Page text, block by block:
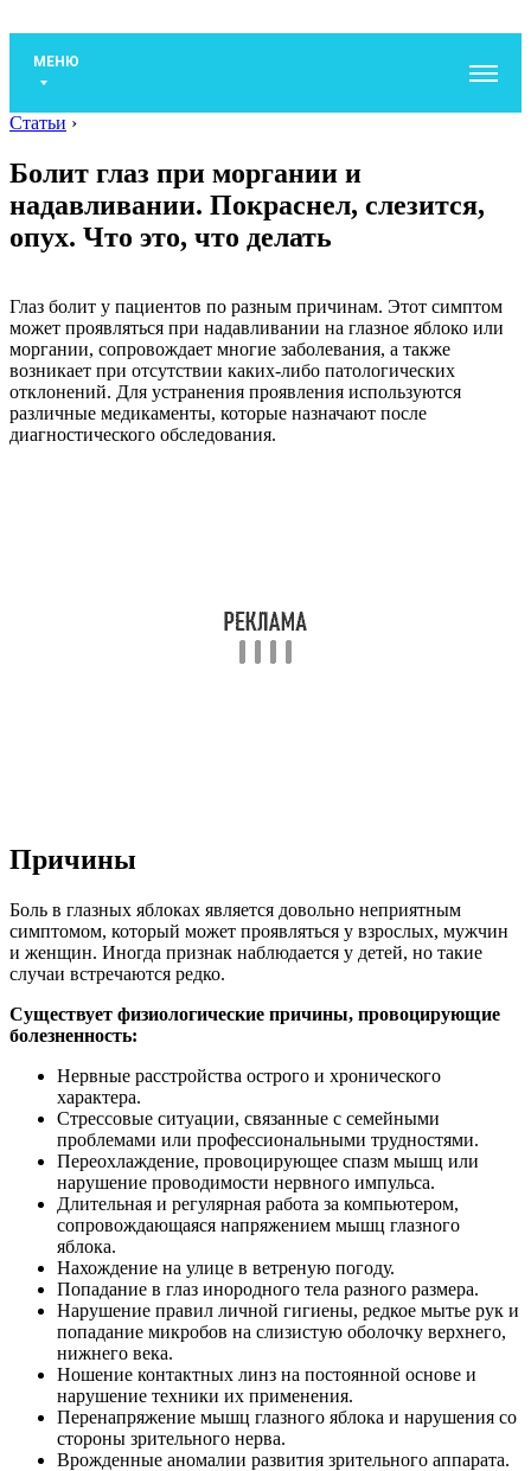
МЕНЮ
Статьи ›
Болит глаз при моргании и
надавливании. Покраснел, слезится,
опух. Что это, что делать
Глаз болит у пациентов по разным причинам. Этот симптом
может проявляться при надавливании на глазное яблоко или
моргании, сопровождает многие заболевания, а также
возникает при отсутствии каких-либо патологических
отклонений. Для устранения проявления используются
различные медикаменты, которые назначают после
диагностического обследования.
Причины
Боль в глазных яблоках является довольно неприятным
симптомом, который может проявляться у взрослых, мужчин
и женщин. Иногда признак наблюдается у детей, но такие
случаи встречаются редко.
Существует физиологические причины, провоцирующие
болезненность:
Нервные расстройства острого и хронического
характера.
Стрессовые ситуации, связанные с семейными
проблемами или профессиональными трудностями.
Переохлаждение, провоцирующее спазм мышц или
нарушение проводимости нервного импульса.
Длительная и регулярная работа за компьютером,
сопровождающаяся напряжением мышц глазного
яблока.
Нахождение на улице в ветреную погоду.
Попадание в глаз инородного тела разного размера.
Нарушение правил личной гигиены, редкое мытье рук и
попадание микробов на слизистую оболочку верхнего,
нижнего века.
Ношение контактных линз на постоянной основе и
нарушение техники их применения.
Перенапряжение мышц глазного яблока и нарушения со
стороны зрительного нерва.
Врожденные аномалии развития зрительного аппарата.